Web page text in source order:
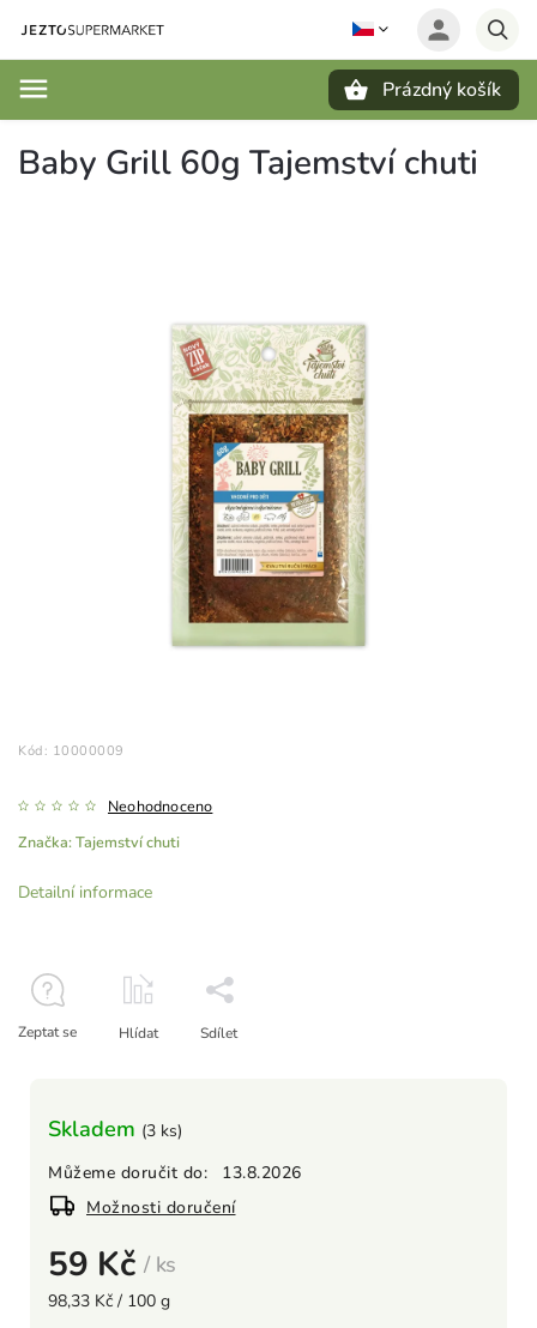
Prázdný košík
Baby Grill 60g Tajemství chuti
Kód: 10000009
Neohodnoceno
Značka:Tajemství chuti
59 Kč/ ks
98,33 Kč / 100 g
Skladem (3 ks)
Můžeme doručit do:
13.8.2026
Možnosti doručení
Detailní informace
Zeptat se Hlídat Sdílet